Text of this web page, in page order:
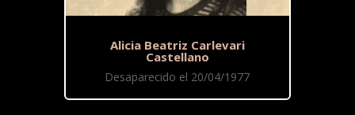
Alicia Beatriz Carlevari
Castellano
Desaparecido el 20/04/1977